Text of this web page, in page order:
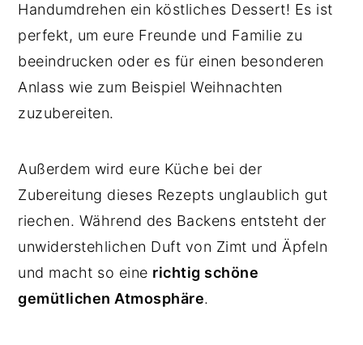
Handumdrehen ein köstliches Dessert! Es ist
perfekt, um eure Freunde und Familie zu
beeindrucken oder es für einen besonderen
Anlass wie zum Beispiel Weihnachten
zuzubereiten.
Außerdem wird eure Küche bei der
Zubereitung dieses Rezepts unglaublich gut
riechen. Während des Backens entsteht der
unwiderstehlichen Duft von Zimt und Äpfeln
und macht so eine richtig schöne
gemütlichen Atmosphäre.